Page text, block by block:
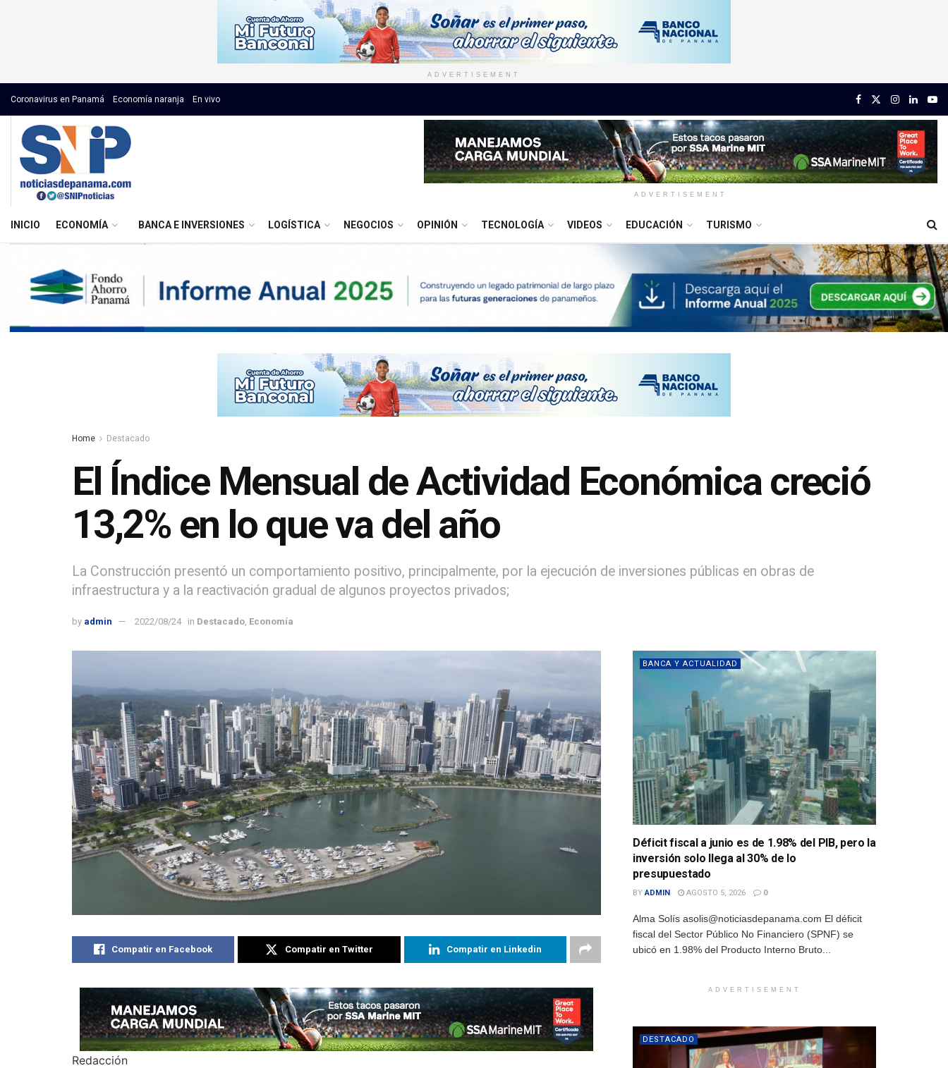
ADVERTISEMENT
Coronavirus en Panamá Economía naranja En vivo
ADVERTISEMENT
INICIO ECONOMÍA BANCA E INVERSIONES LOGÍSTICA NEGOCIOS OPINIÓN TECNOLOGÍA VIDEOS EDUCACIÓN TURISMO
Home Destacado
El Índice Mensual de Actividad Económica creció
13,2% en lo que va del año
La Construcción presentó un comportamiento positivo, principalmente, por la ejecución de inversiones públicas en obras de
infraestructura y a la reactivación gradual de algunos proyectos privados;
by admin 2022/08/24 in Destacado Economía
Compatir en Facebook Compatir en Twitter Compatir en Linkedin
Redacción
BANCA Y ACTUALIDAD
Déficit fiscal a junio es de 1.98% del PIB, pero la
inversión solo llega al 30% de lo
presupuestado
BY ADMIN AGOSTO 5, 2026 0
Alma Solís asolis@noticiasdepanama.com El déficit
fiscal del Sector Público No Financiero (SPNF) se
ubicó en 1.98% del Producto Interno Bruto...
ADVERTISEMENT
DESTACADO